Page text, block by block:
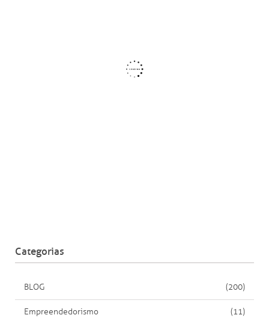
Categorias
BLOG (200)
Empreendedorismo (11)